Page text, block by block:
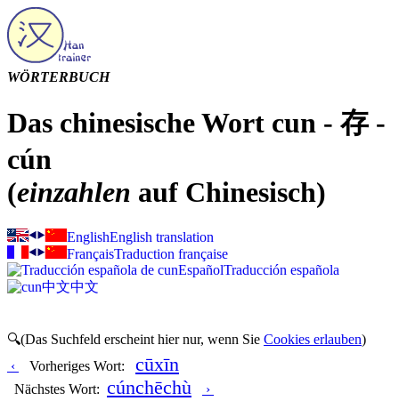
WÖRTERBUCH
Das chinesische Wort cun - 存 -
cún
(einzahlen auf Chinesisch)
EnglishEnglish translation
FrançaisTraduction française
EspañolTraducción española
中文中文
🔍(Das Suchfeld erscheint hier nur, wenn Sie Cookies erlauben)
‹
Vorheriges Wort: cūxīn
Nächstes Wort: cúnchēchù ›